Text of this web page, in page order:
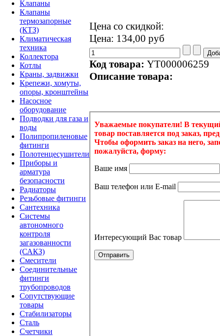
Клапаны
Клапаны
термозапорные
(КТЗ)
Климатическая
техника
Коллектора
Котлы
Краны, задвижки
Крепежи, хомуты,
опоры, кронштейны
Насосное
оборудование
Подводки для газа и
воды
Полипропиленовые
фитинги
Полотенцесушители
Приборы и
арматура
безопасности
Радиаторы
Резьбовые фитинги
Сантехника
Системы
автономного
контроля
загазованности
(САКЗ)
Смесители
Соединительные
фитинги
трубопроводов
Сопутствующие
товары
Стабилизаторы
Сталь
Счетчики
Цена со скидкой:
Цена: 134,00 руб
Код товара: YT000006259
Описание товара: